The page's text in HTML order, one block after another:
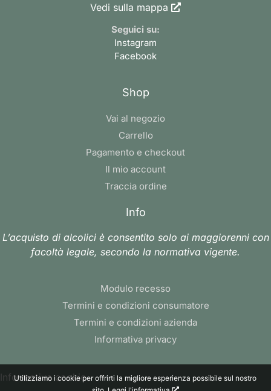
Vedi sulla mappa
Seguici su:
Instagram
Facebook
Shop
Vai al negozio
Carrello
Pagamento e checkout
Il mio account
Traccia ordine
Info
L’acquisto di alcolici è consentito solo ai maggiorenni con
facoltà legale, secondo la normativa vigente.
Modulo recesso
Termini e condizioni consumatore
Termini e condizioni azienda
Informativa privacy
Informativa cookie
Utilizziamo i cookie per offrirti la migliore esperienza possibile sul nostro